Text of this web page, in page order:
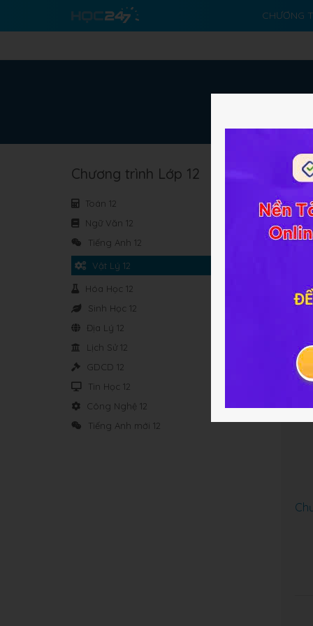
CHƯƠNG
Chương trình Lớp 12
Toán 12
Ngữ Văn 12
Tiếng Anh 12
Vật Lý 12
Hóa Học 12
Sinh Học 12
Địa Lý 12
Lịch Sử 12
GDCD 12
Tin Học 12
Công Nghệ 12
Tiếng Anh mới 12